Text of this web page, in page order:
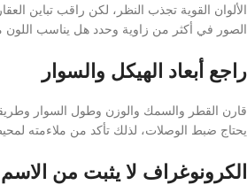
الألوان القوية تجذب النظر، لكن راقب تباين
الصور في أكثر من زاوية وحدد هل يناسب اللون
راجع أبعاد الهيكل والسوار
قارن القطر والسمك والوزن وطول السوار
يحتاج ضبط الوصلات، لذلك تأكد من ملاءمته
الكرونوغراف لا يثبت من الاسم